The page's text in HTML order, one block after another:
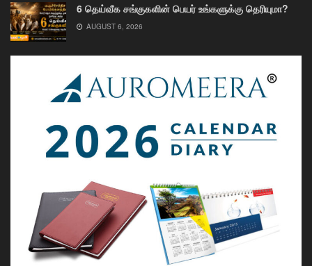
6 தெய்வீக சங்குகளின் பெயர் உங்களுக்கு தெரியுமா?
AUGUST 6, 2026